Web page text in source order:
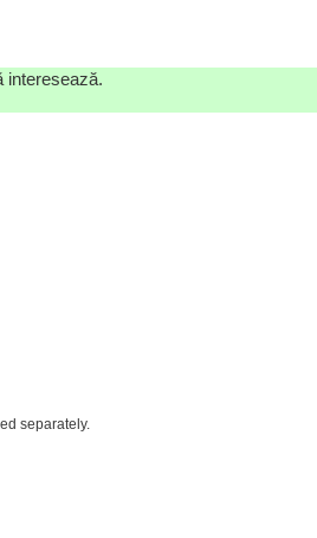
interesează.
separately.